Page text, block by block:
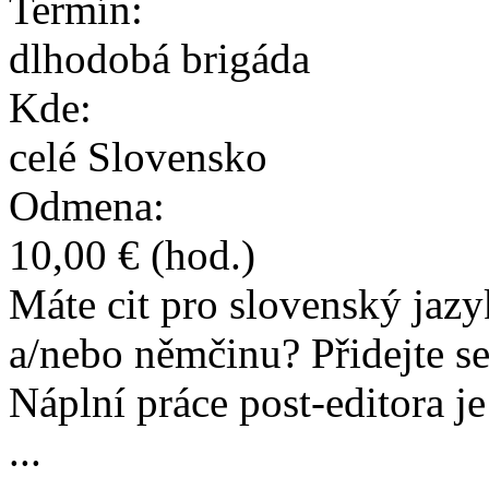
Termín:
dlhodobá brigáda
Kde:
celé Slovensko
Odmena:
10,00 € (hod.)
Máte cit pro slovenský
a/nebo němčinu? Přidejte
Náplní práce post-editora
...